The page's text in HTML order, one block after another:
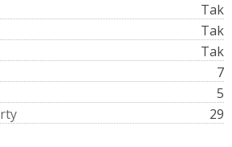
Tak
Tak
Tak
7
5
rty 29